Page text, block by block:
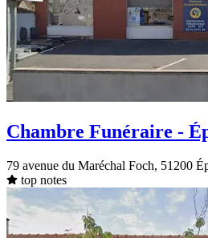
Chambre Funéraire -
79 avenue du Maréchal Foch, 51200
top notes